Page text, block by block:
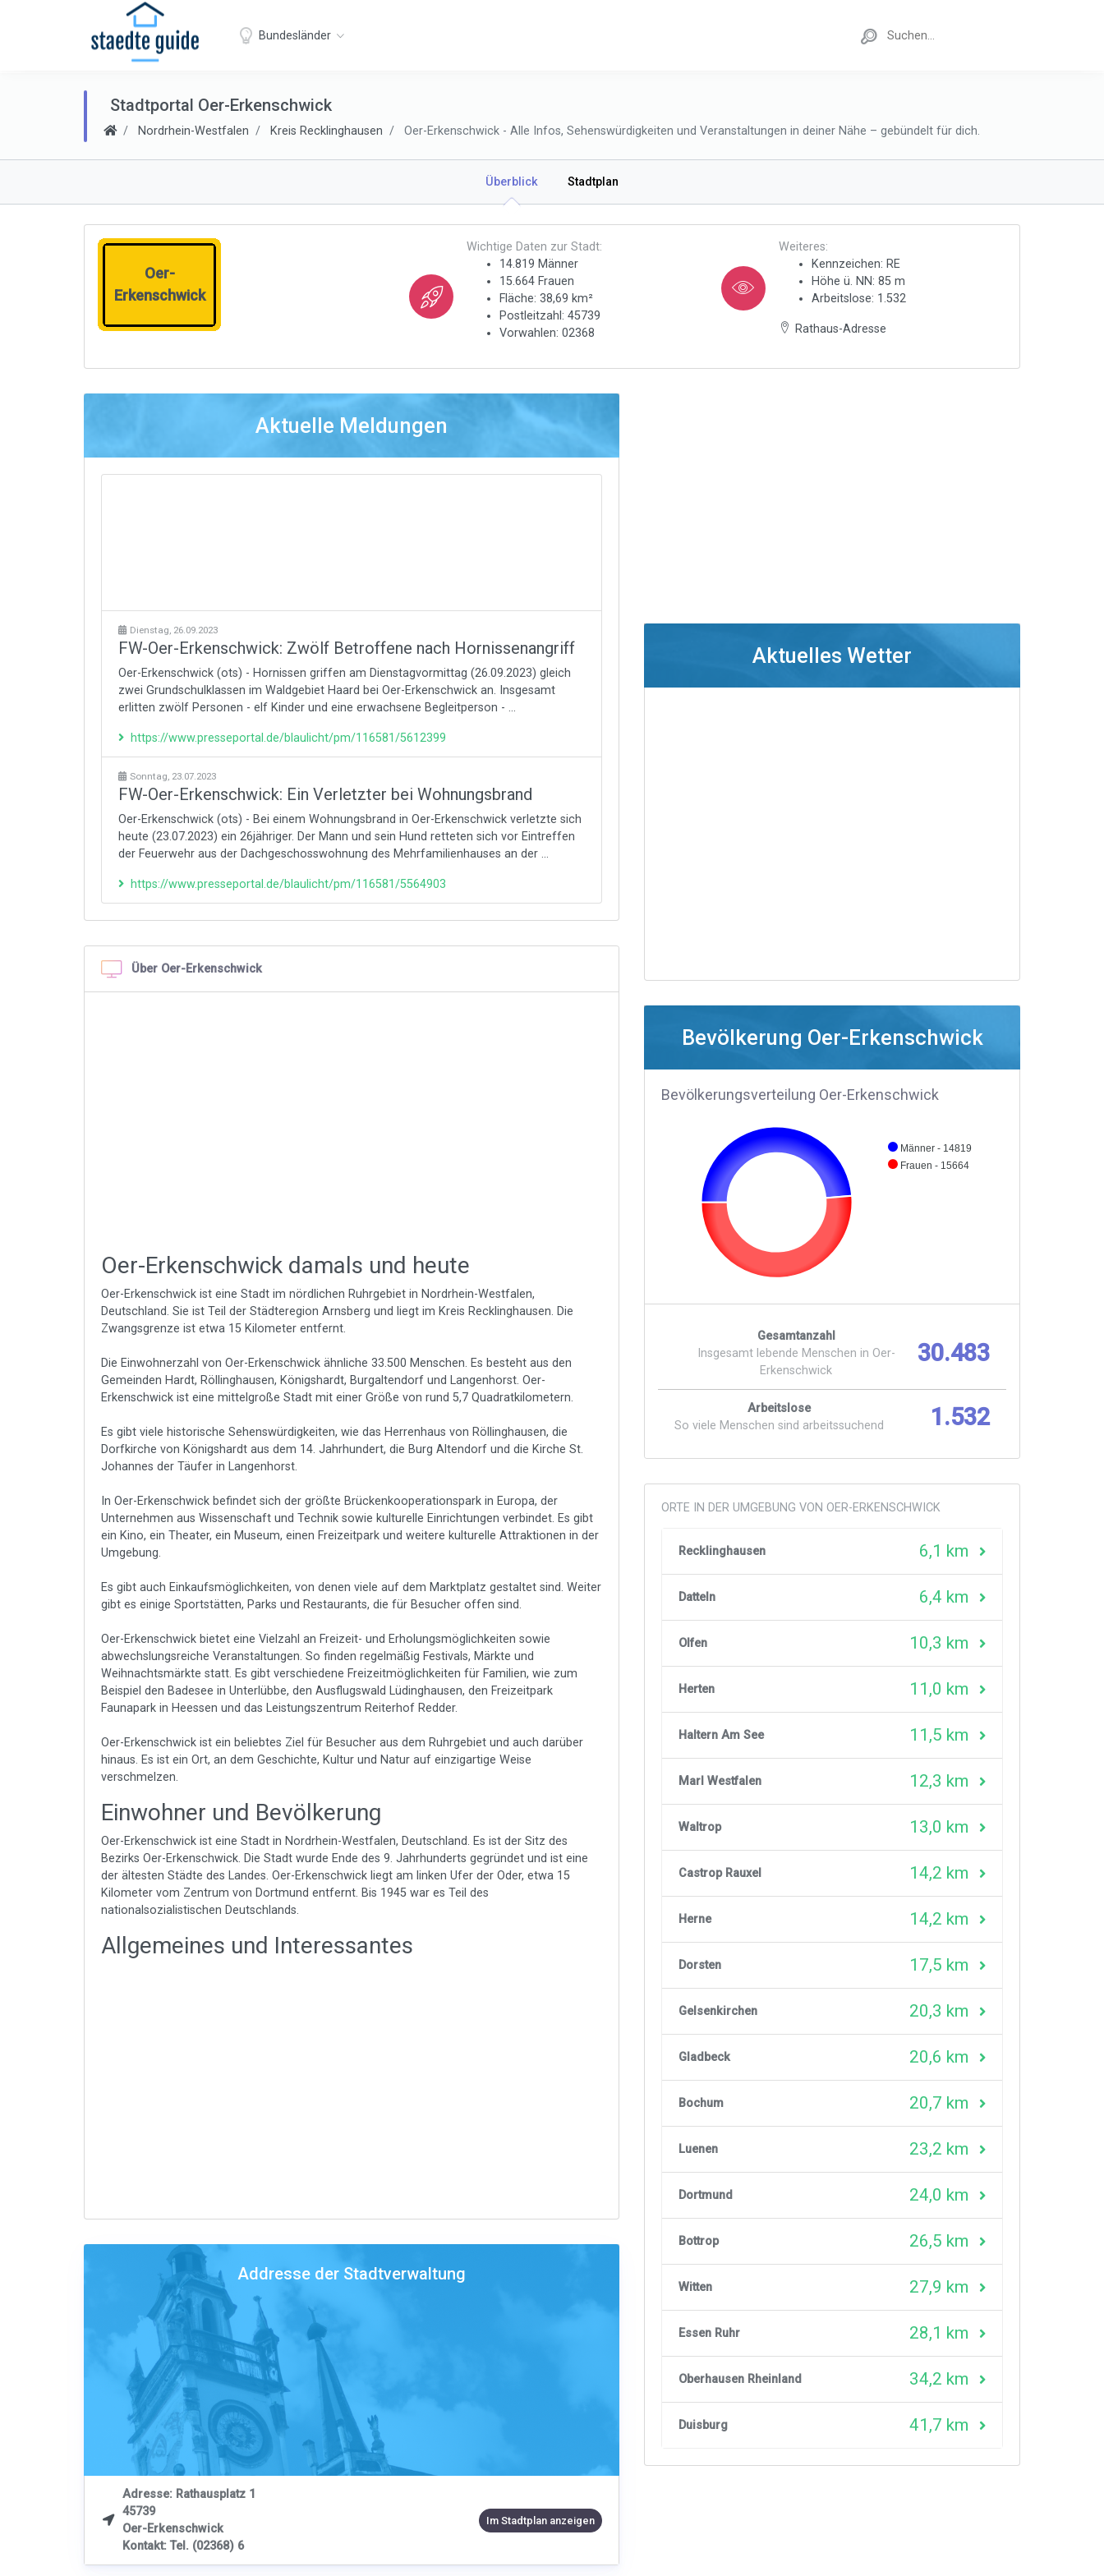
Bundesländer
Stadtportal Oer-Erkenschwick
Nordrhein-Westfalen Kreis Recklinghausen Oer-Erkenschwick - Alle Infos, Sehenswürdigkeiten und Veranstaltungen in deiner Nähe – gebündelt für dich.
Überblick Stadtplan
Oer-
Erkenschwick
Wichtige Daten zur Stadt:
14.819 Männer
15.664 Frauen
Fläche: 38,69 km²
Postleitzahl: 45739
Vorwahlen: 02368
Weiteres:
Kennzeichen: RE
Höhe ü. NN: 85 m
Arbeitslose: 1.532
Rathaus-Adresse
Aktuelle Meldungen
Dienstag, 26.09.2023
FW-Oer-Erkenschwick: Zwölf Betroffene nach Hornissenangriff
Oer-Erkenschwick (ots) - Hornissen griffen am Dienstagvormittag (26.09.2023) gleich
zwei Grundschulklassen im Waldgebiet Haard bei Oer-Erkenschwick an. Insgesamt
erlitten zwölf Personen - elf Kinder und eine erwachsene Begleitperson - ...
https://www.presseportal.de/blaulicht/pm/116581/5612399
Sonntag, 23.07.2023
FW-Oer-Erkenschwick: Ein Verletzter bei Wohnungsbrand
Oer-Erkenschwick (ots) - Bei einem Wohnungsbrand in Oer-Erkenschwick verletzte sich
heute (23.07.2023) ein 26jähriger. Der Mann und sein Hund retteten sich vor Eintreffen
der Feuerwehr aus der Dachgeschosswohnung des Mehrfamilienhauses an der ...
https://www.presseportal.de/blaulicht/pm/116581/5564903
Über Oer-Erkenschwick
Oer-Erkenschwick damals und heute
Oer-Erkenschwick ist eine Stadt im nördlichen Ruhrgebiet in Nordrhein-Westfalen,
Deutschland. Sie ist Teil der Städteregion Arnsberg und liegt im Kreis Recklinghausen. Die
Zwangsgrenze ist etwa 15 Kilometer entfernt.
Die Einwohnerzahl von Oer-Erkenschwick ähnliche 33.500 Menschen. Es besteht aus den
Gemeinden Hardt, Röllinghausen, Königshardt, Burgaltendorf und Langenhorst. Oer-
Erkenschwick ist eine mittelgroße Stadt mit einer Größe von rund 5,7 Quadratkilometern.
Es gibt viele historische Sehenswürdigkeiten, wie das Herrenhaus von Röllinghausen, die
Dorfkirche von Königshardt aus dem 14. Jahrhundert, die Burg Altendorf und die Kirche St.
Johannes der Täufer in Langenhorst.
In Oer-Erkenschwick befindet sich der größte Brückenkooperationspark in Europa, der
Unternehmen aus Wissenschaft und Technik sowie kulturelle Einrichtungen verbindet. Es gibt
ein Kino, ein Theater, ein Museum, einen Freizeitpark und weitere kulturelle Attraktionen in der
Umgebung.
Es gibt auch Einkaufsmöglichkeiten, von denen viele auf dem Marktplatz gestaltet sind. Weiter
gibt es einige Sportstätten, Parks und Restaurants, die für Besucher offen sind.
Oer-Erkenschwick bietet eine Vielzahl an Freizeit- und Erholungsmöglichkeiten sowie
abwechslungsreiche Veranstaltungen. So finden regelmäßig Festivals, Märkte und
Weihnachtsmärkte statt. Es gibt verschiedene Freizeitmöglichkeiten für Familien, wie zum
Beispiel den Badesee in Unterlübbe, den Ausflugswald Lüdinghausen, den Freizeitpark
Faunapark in Heessen und das Leistungszentrum Reiterhof Redder.
Oer-Erkenschwick ist ein beliebtes Ziel für Besucher aus dem Ruhrgebiet und auch darüber
hinaus. Es ist ein Ort, an dem Geschichte, Kultur und Natur auf einzigartige Weise
verschmelzen.
Einwohner und Bevölkerung
Oer-Erkenschwick ist eine Stadt in Nordrhein-Westfalen, Deutschland. Es ist der Sitz des
Bezirks Oer-Erkenschwick. Die Stadt wurde Ende des 9. Jahrhunderts gegründet und ist eine
der ältesten Städte des Landes. Oer-Erkenschwick liegt am linken Ufer der Oder, etwa 15
Kilometer vom Zentrum von Dortmund entfernt. Bis 1945 war es Teil des
nationalsozialistischen Deutschlands.
Allgemeines und Interessantes
Addresse der Stadtverwaltung

Adresse: Rathausplatz 1
45739
Oer-Erkenschwick
Kontakt: Tel. (02368) 6
Im Stadtplan anzeigen
Aktuelles Wetter
Bevölkerung Oer-Erkenschwick
Bevölkerungsverteilung Oer-Erkenschwick
Männer - 14819
Frauen - 15664
Gesamtanzahl
Insgesamt lebende Menschen in Oer-
Erkenschwick
30.483
Arbeitslose
So viele Menschen sind arbeitssuchend
1.532
ORTE IN DER UMGEBUNG VON OER-ERKENSCHWICK
Recklinghausen 6,1 km
Datteln 6,4 km
Olfen 10,3 km
Herten 11,0 km
Haltern Am See 11,5 km
Marl Westfalen 12,3 km
Waltrop 13,0 km
Castrop Rauxel 14,2 km
Herne 14,2 km
Dorsten 17,5 km
Gelsenkirchen 20,3 km
Gladbeck 20,6 km
Bochum 20,7 km
Luenen 23,2 km
Dortmund 24,0 km
Bottrop 26,5 km
Witten 27,9 km
Essen Ruhr 28,1 km
Oberhausen Rheinland 34,2 km
Duisburg 41,7 km